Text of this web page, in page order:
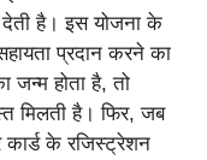
देती है। इस योजना के
प्रदान करने का
जन्म होता है, तो
मिलती है। फिर, जब
कार्ड के रजिस्ट्रेशन